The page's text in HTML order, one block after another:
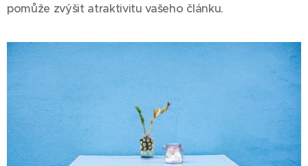
pomůže zvýšit atraktivitu vašeho článku.